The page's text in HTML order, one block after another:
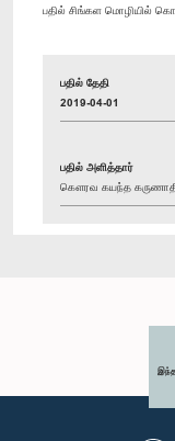
பதில் சிங்கள மொழியில்
பதில் தேதி
2019-04-01
பதில் அளித்தார்
கௌரவ கயந்த